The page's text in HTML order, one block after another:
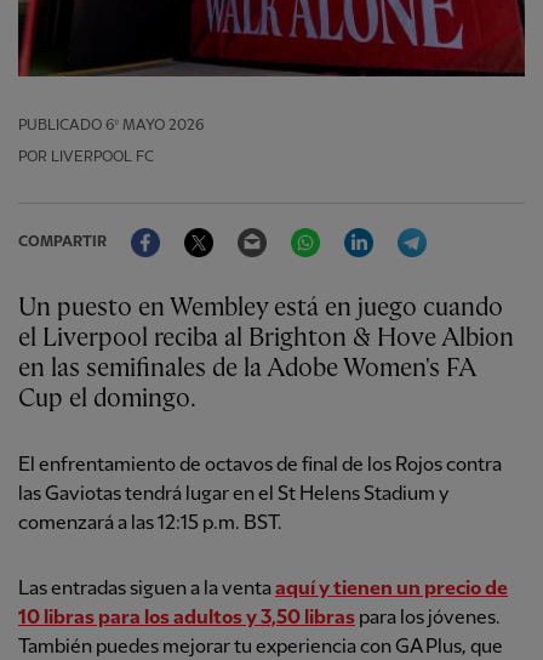
PUBLICADO 6º MAYO 2026
POR LIVERPOOL FC
COMPARTIR
FacebookTwitter Email WhatsAppLinkedIn
Un puesto en Wembley está en juego cuando
el Liverpool reciba al Brighton & Hove Albion
en las semifinales de la Adobe Women's FA
Cup el domingo.
El enfrentamiento de octavos de final de los Rojos contra
las Gaviotas tendrá lugar en el St Helens Stadium y
comenzará a las 12:15 p.m. BST.
Las entradas siguen a la ventaaquí y tienen un precio de
10 libras para los adultos y 3,50 libras para los jóvenes.
También puedes mejorar tu experiencia con GA Plus, que